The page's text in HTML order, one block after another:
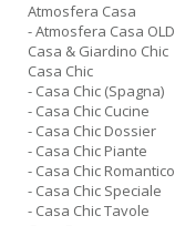
Atmosfera Casa
- Atmosfera Casa OLD
Casa & Giardino Chic
Casa Chic
- Casa Chic (Spagna)
- Casa Chic Cucine
- Casa Chic Dossier
- Casa Chic Piante
- Casa Chic Romantico
- Casa Chic Speciale
- Casa Chic Tavole